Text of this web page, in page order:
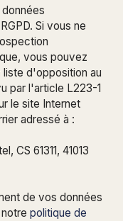
Si vous ne
vous pouvez
liste d'opposition au
par l'article L223-1
le site Internet
adressé à :
CS 61311, 41013
de vos données
politique de